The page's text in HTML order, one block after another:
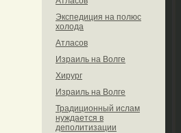
Экспедиция на полюс
холода
Атласов
Израиль на Волге
Хирург
Израиль на Волге
Традиционный ислам
нуждается в
деполитизации